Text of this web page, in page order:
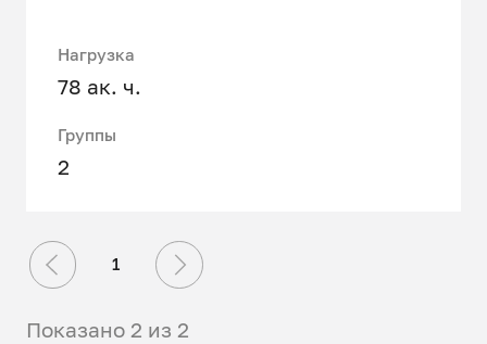
Нагрузка
78 ак. ч.
Группы
2
1
Показано 2 из 2